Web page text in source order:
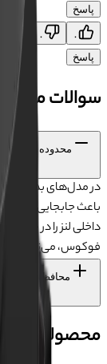
پاسخ
۰
۰
پاسخ
سوالات
در مدل‌های بدون
باعث جابجایی لنز و
داخلی لنز را در جای
فوکوس، می‌تواند
محافظ لنز در
محصولات